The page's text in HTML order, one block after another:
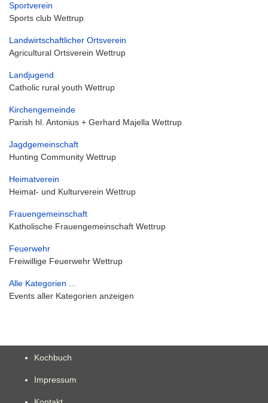
Sportverein
Sports club Wettrup
Landwirtschaftlicher Ortsverein
Agricultural Ortsverein Wettrup
Landjugend
Catholic rural youth Wettrup
Kirchengemeinde
Parish hl. Antonius + Gerhard Majella Wettrup
Jagdgemeinschaft
Hunting Community Wettrup
Heimatverein
Heimat- und Kulturverein Wettrup
Frauengemeinschaft
Katholische Frauengemeinschaft Wettrup
Feuerwehr
Freiwillige Feuerwehr Wettrup
Alle Kategorien ...
Events aller Kategorien anzeigen
Kochbuch
Impressum